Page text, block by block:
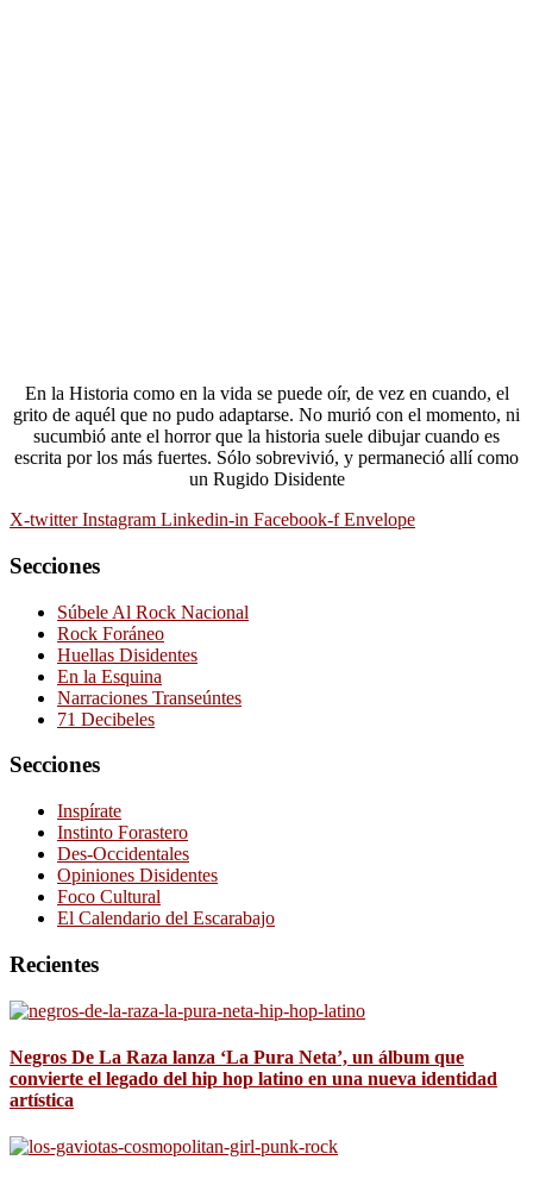
En la Historia como en la vida se puede oír, de vez en cuando, el
grito de aquél que no pudo adaptarse. No murió con el momento, ni
sucumbió ante el horror que la historia suele dibujar cuando es
escrita por los más fuertes. Sólo sobrevivió, y permaneció allí como
un Rugido Disidente
X-twitter Instagram Linkedin-in Facebook-f Envelope
Secciones
Súbele Al Rock Nacional
Rock Foráneo
Huellas Disidentes
En la Esquina
Narraciones Transeúntes
71 Decibeles
Secciones
Inspírate
Instinto Forastero
Des-Occidentales
Opiniones Disidentes
Foco Cultural
El Calendario del Escarabajo
Recientes
Negros De La Raza lanza ‘La Pura Neta’, un álbum que
convierte el legado del hip hop latino en una nueva identidad
artística